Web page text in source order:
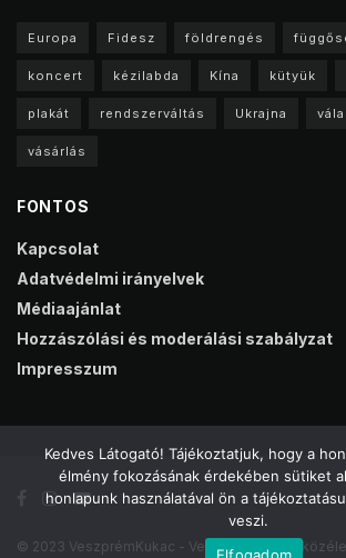
Europa Fidesz földrengés
koncert kézilabda Kína kütyük
plakát rendszerváltás Ukrajna
vásárlás
FONTOS
Kapcsolat
Adatvédelmi irányelvek
Médiaajánlat
Hozzászólási és moderálási szabályzat
Impresszum
© 2023 VeszprémKukac - Veszprém online
Kedves Látogató! Tájékoztatjuk, hogy a
élmény fokozásának érdekében sütiket
honlapunk használatával ön a
veszi.
Elfogadom